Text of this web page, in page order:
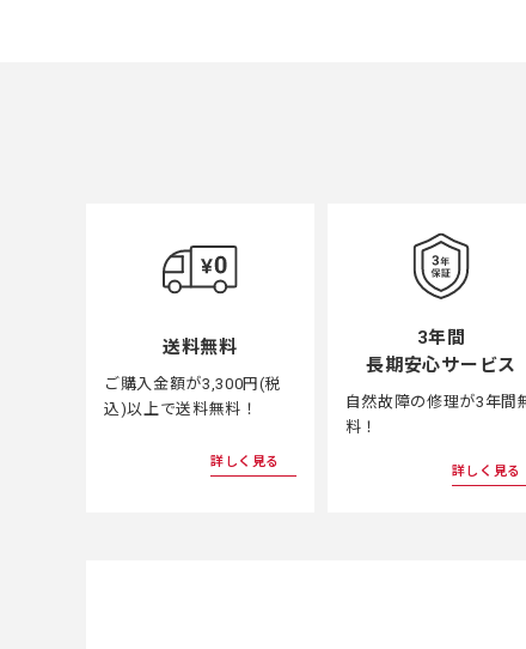
送料無料
ご購入金額が3,300円(税
込)以上で送料無料！
詳しく見る
3年間
長期安心サービス
自然故障の修理が3年間
料！
詳しく見る